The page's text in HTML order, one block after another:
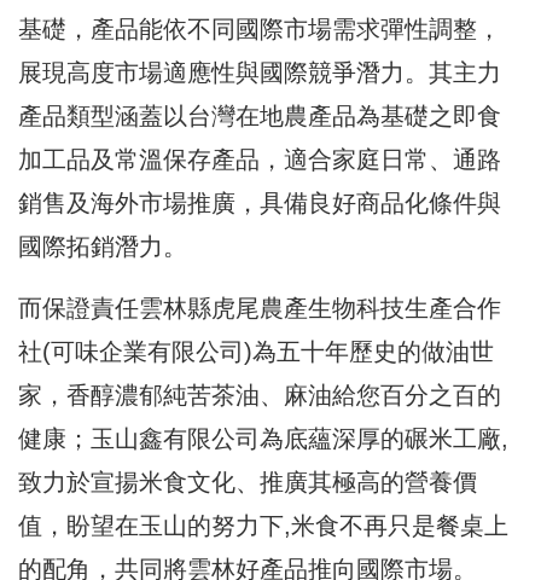
基礎，產品能依不同國際市場需求彈性調整，
展現高度市場適應性與國際競爭潛力。其主力
產品類型涵蓋以台灣在地農產品為基礎之即食
加工品及常溫保存產品，適合家庭日常、通路
銷售及海外市場推廣，具備良好商品化條件與
國際拓銷潛力。
而保證責任雲林縣虎尾農產生物科技生產合作
社(可味企業有限公司)為五十年歷史的做油世
家，香醇濃郁純苦茶油、麻油給您百分之百的
健康；玉山鑫有限公司為底蘊深厚的碾米工廠,
致力於宣揚米食文化、推廣其極高的營養價
值，盼望在玉山的努力下,米食不再只是餐桌上
的配角，共同將雲林好產品推向國際市場。